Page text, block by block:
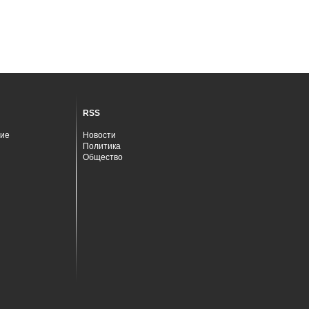
RSS
Новости
Политика
Общество